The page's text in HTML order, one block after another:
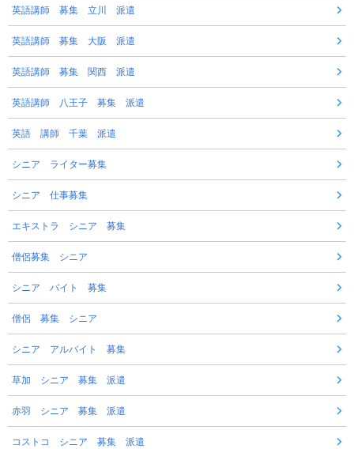
英語講師 募集 立川 派遣
英語講師 募集 大阪 派遣
英語講師 募集 関西 派遣
英語講師 八王子 募集 派遣
英語 講師 千葉 派遣
シニア ライター募集
シニア 仕事募集
エキストラ シニア 募集
僧侶募集 シニア
シニア バイト 募集
僧侶 募集 シニア
シニア アルバイト 募集
草加 シニア 募集 派遣
赤羽 シニア 募集 派遣
コストコ シニア 募集 派遣